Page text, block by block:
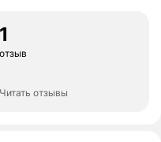
1
отзыв
Читать отзывы